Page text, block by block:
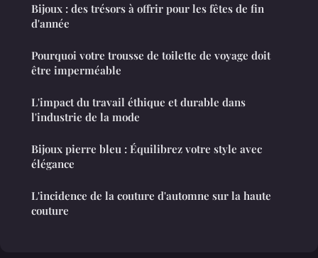
Bijoux : des trésors à offrir pour les fêtes de fin
d'année
Pourquoi votre trousse de toilette de voyage doit
être imperméable
L'impact du travail éthique et durable dans
l'industrie de la mode
Bijoux pierre bleu : Équilibrez votre style avec
élégance
L'incidence de la couture d'automne sur la haute
couture